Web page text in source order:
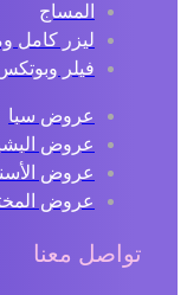
المساج
ليزر كامل
فيلر وبوتكس
عروض سبا
عروض البشرة
عروض الأسنان
عروض المختبر
تواصل معنا